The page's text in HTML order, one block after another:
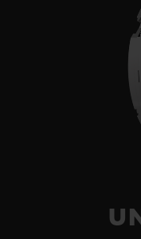
的时间显示为一刻
保持正常速度。当
速，将一刻钟的时
时间变长或变短，